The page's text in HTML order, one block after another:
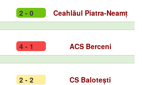
2 - 0 Ceahlăul Piatra-Neamț
4 - 1 ACS Berceni
2 - 2 CS Balotești